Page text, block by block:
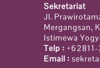
Sekretariat
Jl.
Mergangsan,
Istimewa
Telp :
Email :